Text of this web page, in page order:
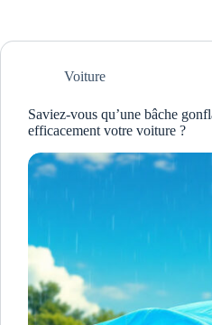
Voiture
Saviez-vous qu’une bâche
efficacement votre voiture ?